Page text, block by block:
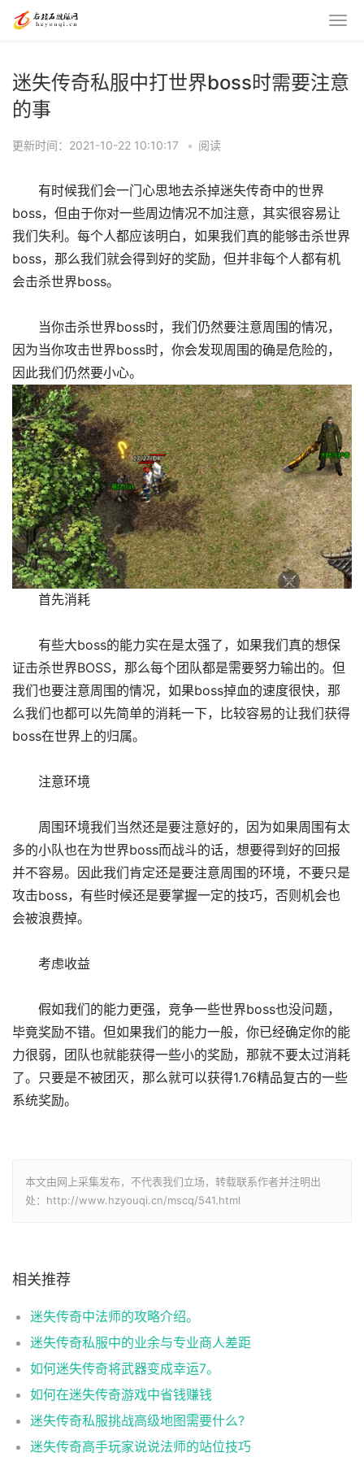
迷失传奇私服中打世界boss时需要注意
的事
更新时间：2021-10-22 10:10:17 • 阅读
有时候我们会一门心思地去杀掉迷失传奇中的世界
boss，但由于你对一些周边情况不加注意，其实很容易让
我们失利。每个人都应该明白，如果我们真的能够击杀世界
boss，那么我们就会得到好的奖励，但并非每个人都有机
会击杀世界boss。
当你击杀世界boss时，我们仍然要注意周围的情况，
因为当你攻击世界boss时，你会发现周围的确是危险的，
因此我们仍然要小心。
首先消耗
有些大boss的能力实在是太强了，如果我们真的想保
证击杀世界BOSS，那么每个团队都是需要努力输出的。但
我们也要注意周围的情况，如果boss掉血的速度很快，那
么我们也都可以先简单的消耗一下，比较容易的让我们获得
boss在世界上的归属。
注意环境
周围环境我们当然还是要注意好的，因为如果周围有太
多的小队也在为世界boss而战斗的话，想要得到好的回报
并不容易。因此我们肯定还是要注意周围的环境，不要只是
攻击boss，有些时候还是要掌握一定的技巧，否则机会也
会被浪费掉。
考虑收益
假如我们的能力更强，竞争一些世界boss也没问题，
毕竟奖励不错。但如果我们的能力一般，你已经确定你的能
力很弱，团队也就能获得一些小的奖励，那就不要太过消耗
了。只要是不被团灭，那么就可以获得1.76精品复古的一些
系统奖励。
本文由网上采集发布，不代表我们立场，转载联系作者并注明出
处：http://www.hzyouqi.cn/mscq/541.html
相关推荐
迷失传奇中法师的攻略介绍。
迷失传奇私服中的业余与专业商人差距
如何迷失传奇将武器变成幸运7。
如何在迷失传奇游戏中省钱赚钱
迷失传奇私服挑战高级地图需要什么?
迷失传奇高手玩家说说法师的站位技巧